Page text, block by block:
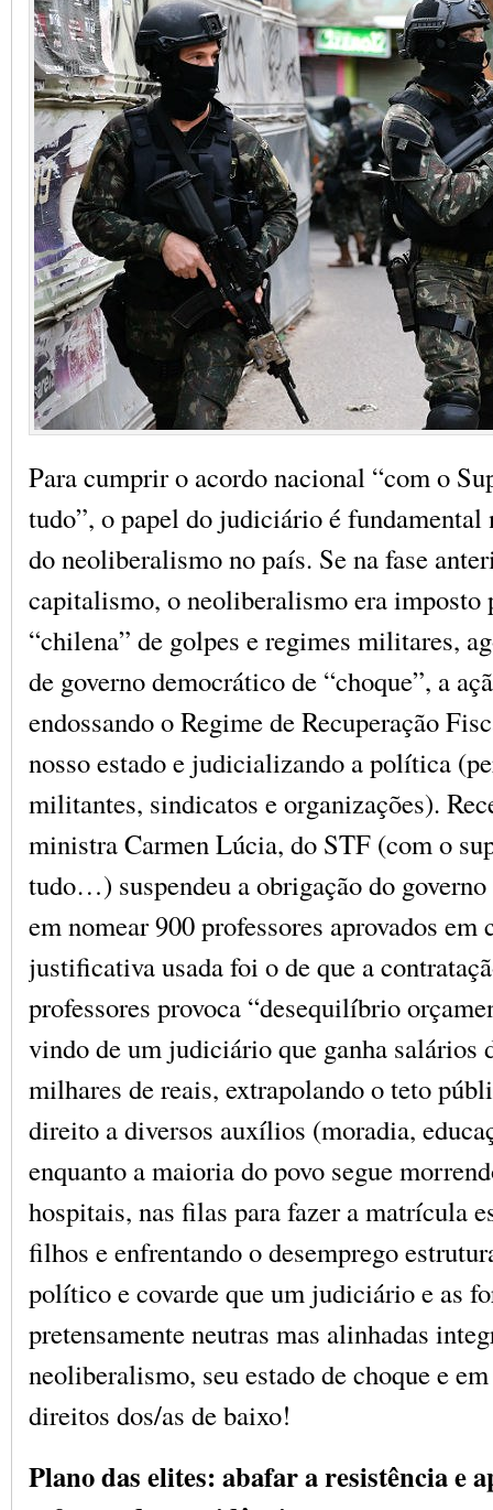
Para cumprir o acordo nacional “com o
tudo”, o papel do judiciário é fundamental
do neoliberalismo no país. Se na fase
capitalismo, o neoliberalismo era imposto
“chilena” de golpes e regimes militares,
de governo democrático de “choque”, a
endossando o Regime de Recuperação
nosso estado e judicializando a política
militantes, sindicatos e organizações).
ministra Carmen Lúcia, do STF (com o
tudo…) suspendeu a obrigação do governo
em nomear 900 professores aprovados em
justificativa usada foi o de que a
professores provoca “desequilíbrio
vindo de um judiciário que ganha salários
milhares de reais, extrapolando o teto
direito a diversos auxílios (moradia,
enquanto a maioria do povo segue
hospitais, nas filas para fazer a matrícula
filhos e enfrentando o desemprego
político e covarde que um judiciário e as
pretensamente neutras mas alinhadas
neoliberalismo, seu estado de choque e
direitos dos/as de baixo!
Plano das elites: abafar a resistência e